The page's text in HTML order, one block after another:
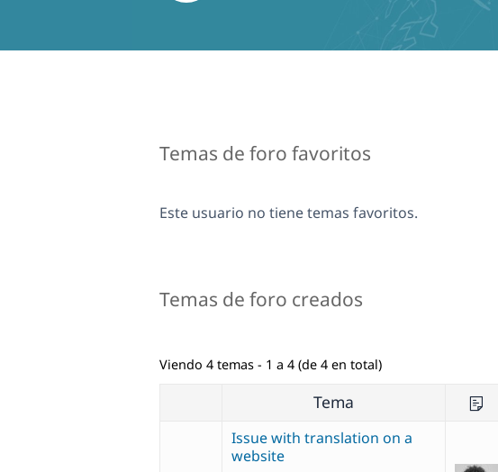
Temas de foro favoritos
Este usuario no tiene temas favoritos.
Temas de foro creados
Viendo 4 temas - 1 a 4 (de 4 en total)
Tema
Issue with translation on a
website